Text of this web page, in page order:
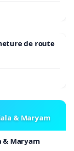
de route
& Maryam
& Maryam